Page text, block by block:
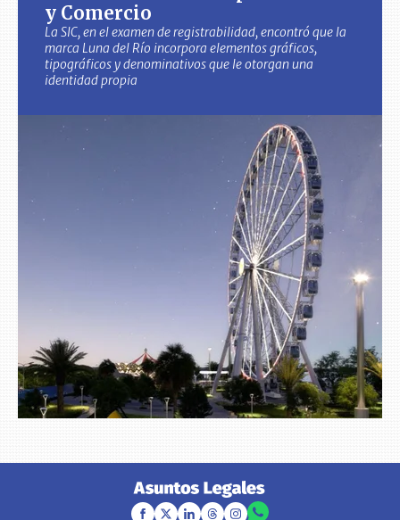
y Comercio
La SIC, en el examen de registrabilidad, encontró que la
marca Luna del Río incorpora elementos gráficos,
tipográficos y denominativos que le otorgan una
identidad propia